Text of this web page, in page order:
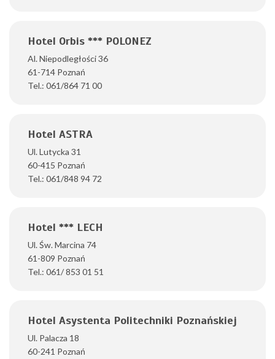
Hotel Orbis *** POLONEZ
Al. Niepodległości 36
61-714 Poznań
Tel.: 061/864 71 00
Hotel ASTRA
Ul. Lutycka 31
60-415 Poznań
Tel.: 061/848 94 72
Hotel *** LECH
Ul. Św. Marcina 74
61-809 Poznań
Tel.: 061/ 853 01 51
Hotel Asystenta Politechniki Poznańskiej
Ul. Palacza 18
60-241 Poznań